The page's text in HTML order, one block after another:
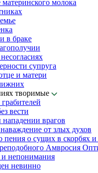
молока
в браке
супруга
и матери
творимые
вести
врагов
от злых духов
пения о сущих в скорбях
Амвросия
непонимания
невинно